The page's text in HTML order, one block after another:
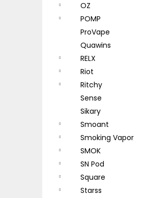
OZ
POMP
ProVape
Quawins
RELX
Riot
Ritchy
Sense
Sikary
Smoant
Smoking Vapor
SMOK
SN Pod
Square
Starss